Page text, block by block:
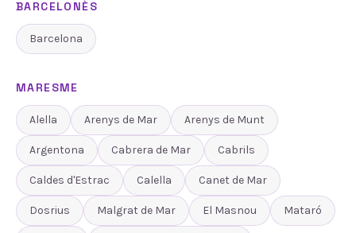
BARCELONÈS
Barcelona
MARESME
Alella Arenys de Mar Arenys de Munt
Argentona Cabrera de Mar Cabrils
Caldes d'Estrac Calella Canet de Mar
Dosrius Malgrat de Mar El Masnou Mataró